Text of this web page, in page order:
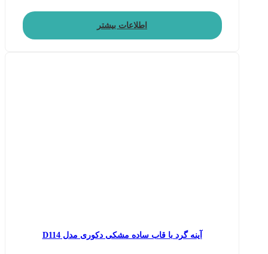
اطلاعات بیشتر
آینه گرد با قاب ساده مشکی دکوری مدل D114